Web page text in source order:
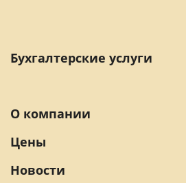
Бухгалтерские услуги
О компании
Цены
Новости